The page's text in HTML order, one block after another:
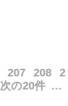
207 208
2
次の20件 …